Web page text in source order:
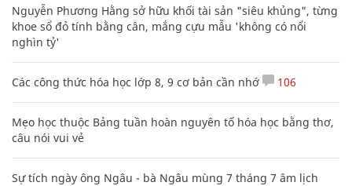
Nguyễn Phương Hằng sở hữu khối tài sản "siêu khủng", từng
khoe sổ đỏ tính bằng cân, mắng cựu mẫu 'không có nổi
nghìn tỷ'
Các công thức hóa học lớp 8, 9 cơ bản cần nhớ 106
Mẹo học thuộc Bảng tuần hoàn nguyên tố hóa học bằng thơ,
câu nói vui vẻ
Sự tích ngày ông Ngâu - bà Ngâu mùng 7 tháng 7 âm lịch